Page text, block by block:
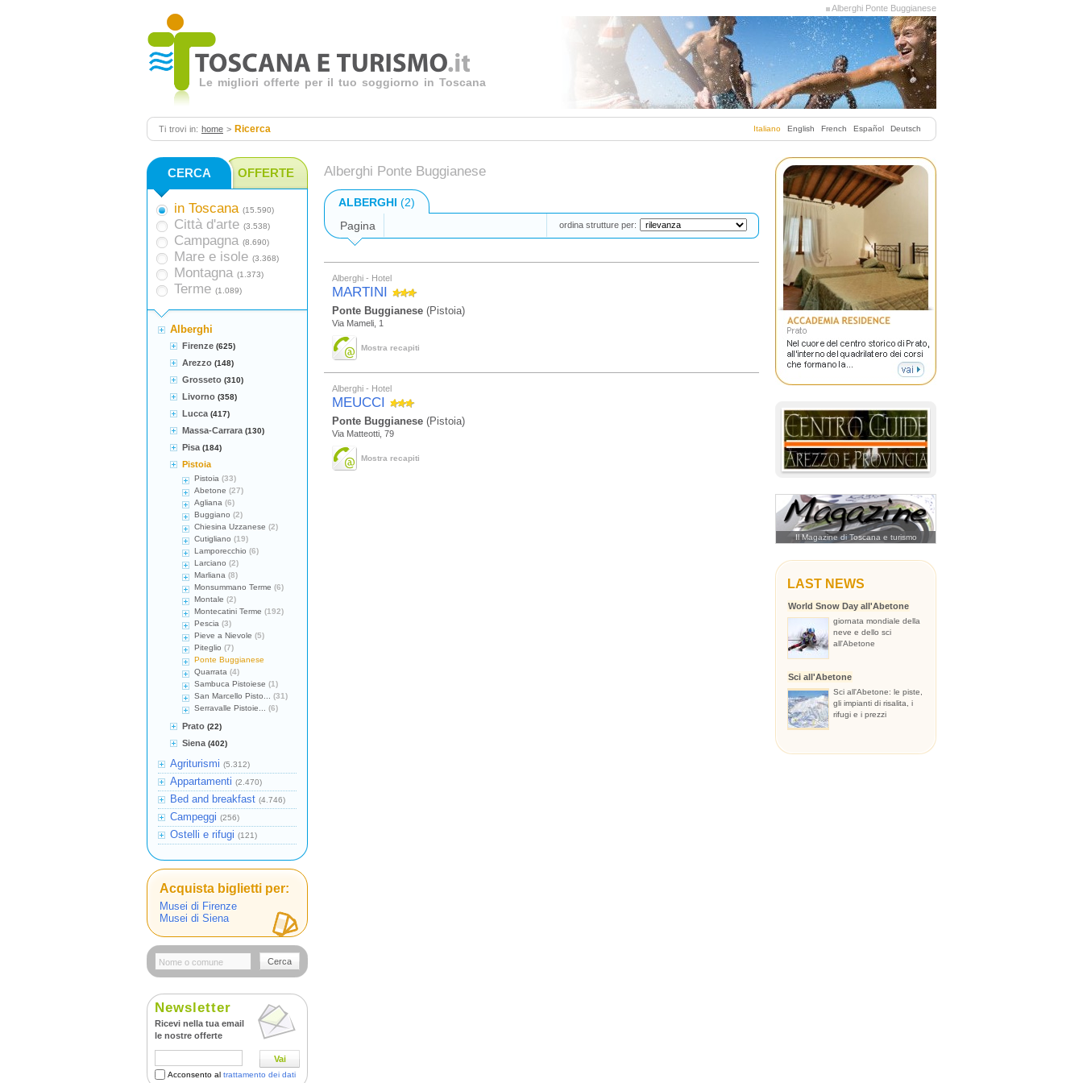
Alberghi Ponte Buggianese
Le migliori offerte per il tuo soggiorno in Toscana
Italiano English French Español Deutsch
Ti trovi in: home > Ricerca
Alberghi Ponte Buggianese
ALBERGHI (2)
Pagina
ordina strutture per:
Alberghi - Hotel
MARTINI
Ponte Buggianese (Pistoia)
Via Mameli, 1
Mostra recapiti
Alberghi - Hotel
MEUCCI
Ponte Buggianese (Pistoia)
Via Matteotti, 79
Mostra recapiti
CERCA OFFERTE
in Toscana (15.590)
Città d'arte (3.538)
Campagna (8.690)
Mare e isole (3.368)
Montagna (1.373)
Terme (1.089)
Alberghi
Firenze (625)
Arezzo (148)
Grosseto (310)
Livorno (358)
Lucca (417)
Massa-Carrara (130)
Pisa (184)
Pistoia
Pistoia (33)
Abetone (27)
Agliana (6)
Buggiano (2)
Chiesina Uzzanese (2)
Cutigliano (19)
Lamporecchio (6)
Larciano (2)
Marliana (8)
Monsummano Terme (6)
Montale (2)
Montecatini Terme (192)
Pescia (3)
Pieve a Nievole (5)
Piteglio (7)
Ponte Buggianese
Quarrata (4)
Sambuca Pistoiese (1)
San Marcello Pisto...
(31)
Serravalle Pistoie...
(6)
Prato (22)
Siena (402)
Agriturismi (5.312)
Appartamenti (2.470)
Bed and breakfast (4.746)
Campeggi (256)
Ostelli e rifugi (121)
Acquista biglietti per:
Musei di Firenze
Musei di Siena
Cerca
Newsletter
Ricevi nella tua email
le nostre offerte
Vai
Acconsento al trattamento dei dati
Il Magazine di Toscana e turismo
LAST NEWS
World Snow Day all'Abetone
giornata mondiale della
neve e dello sci
all'Abetone
Sci all'Abetone
Sci all'Abetone: le piste,
gli impianti di risalita, i
rifugi e i prezzi